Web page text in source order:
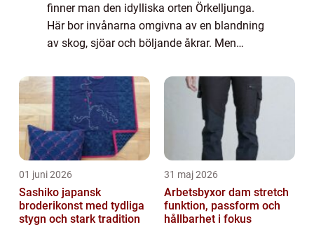
finner man den idylliska orten Örkelljunga.
Här bor invånarna omgivna av en blandning
av skog, sjöar och böljande åkrar. Men
01 juni 2026
Sashiko japansk
broderikonst med tydliga
stygn och stark tradition
31 maj 2026
Arbetsbyxor dam stretch
funktion, passform och
hållbarhet i fokus